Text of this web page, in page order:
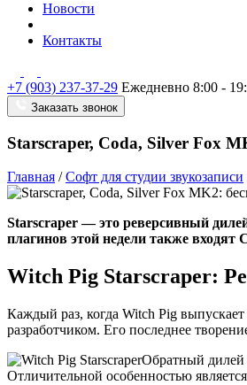
Новости
Контакты
+7 (903) 237-37-29 Ежедневно 8:00 -
Заказать звонок
Starscraper, Coda, Silver Fox
Главная /Софт для студии звукозаписи
Starscraper — это реверсивный
плагинов этой недели также
Witch Pig Starscraper:
Каждый раз, когда Witch Pig
разработчиком. Его последнее
Обратный дилей
Отличительной особенностью